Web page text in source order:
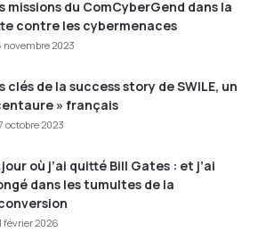
est un événement d’Agora
de l’Agora des DSI, CDO et
workshops interactifs en janvier : Lyon
le 23 janvier, Nantes le 30 janvier et
3e édition de Future Of IT, le jeudi
unique réunira plus de
Data Officers à Paris.
missions du ComCyberGend dans la
contre les cybermenaces
novembre 2023
clés de la success story de SWILE, un
» français
octobre 2023
jour où j’ai quitté Bill Gates : et j’ai
dans les tumultes de la
février 2026